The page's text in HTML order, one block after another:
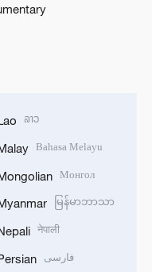
ລາວ
Bahasa Melayu
Монгол
မြန်မာဘာသာ
नेपाली
فارسی